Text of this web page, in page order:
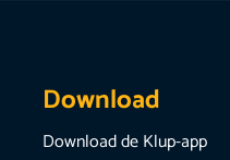
Download
Download de Klup-app